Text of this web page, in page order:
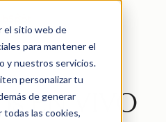
el sitio web de
para mantener el
y nuestros servicios.
personalizar tu
de generar
las cookies,
EN VIVO